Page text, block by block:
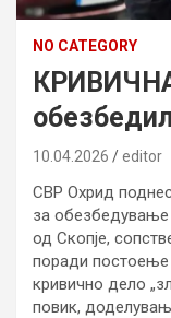
NO CATEGORY
10.04.2026 editor
СВР Охрид
за обезбедување
од Скопје,
поради постоење
кривично дело
повик,